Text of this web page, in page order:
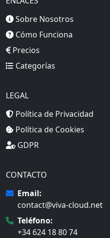
Sobre Nosotros
Cómo Funciona
Precios
Categorías
LEGAL
Política de Privacidad
Política de Cookies
GDPR
CONTACTO
Email:
contact@viva-cloud.net
Teléfono:
+34 624 18 80 74